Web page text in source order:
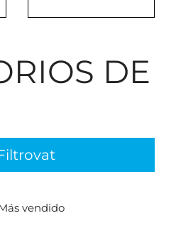
DE
vendido